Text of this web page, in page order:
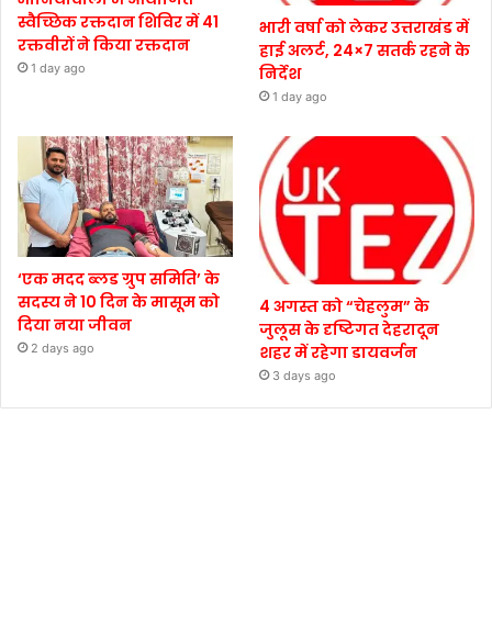
स्वैच्छिक रक्तदान शिविर में 41
रक्तवीरों ने किया रक्तदान
1 day ago
भारी वर्षा को लेकर उत्तराखंड में
हाई अलर्ट, 24×7 सतर्क रहने के
निर्देश
1 day ago
‘एक मदद ब्लड ग्रुप समिति’ के
सदस्य ने 10 दिन के मासूम को
दिया नया जीवन
2 days ago
4 अगस्त को “चेहलुम” के
जुलूस के दृष्टिगत देहरादून
शहर में रहेगा डायवर्जन
3 days ago